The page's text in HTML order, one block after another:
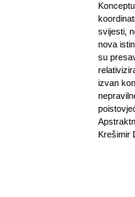
svijesti,
nova
su
izvan
Krešimir